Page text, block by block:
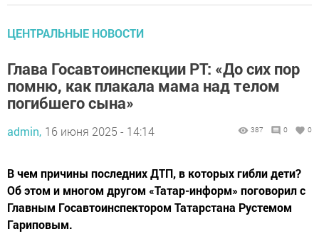
ЦЕНТРАЛЬНЫЕ НОВОСТИ
Глава Госавтоинспекции РТ: «До сих пор
помню, как плакала мама над телом
погибшего сына»
admin, 16 июня 2025 - 14:14 387 0 0
В чем причины последних ДТП, в которых гибли дети?
Об этом и многом другом «Татар-информ» поговорил с
Главным Госавтоинспектором Татарстана Рустемом
Гариповым.